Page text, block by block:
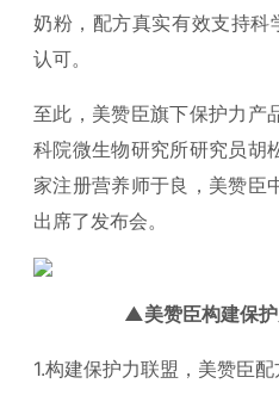
奶粉，配方真实有效支持
认可。
至此，美赞臣旗下保护力产
科院微生物研究所研究员胡
家注册营养师于良，美赞臣
出席了发布会。
▲美赞臣构建保
1.构建保护力联盟，美赞臣